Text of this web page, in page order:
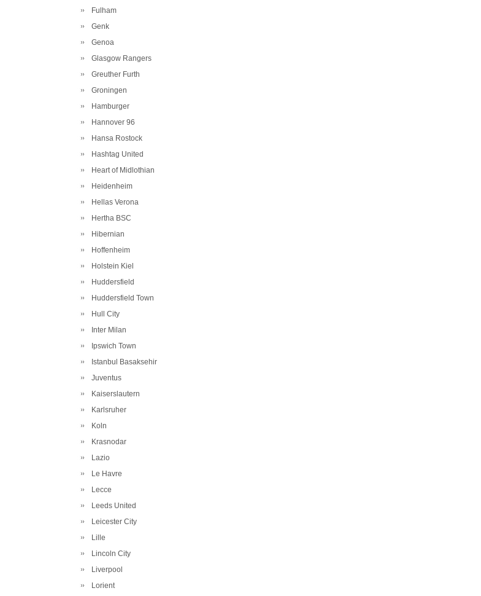
Fulham
Genk
Genoa
Glasgow Rangers
Greuther Furth
Groningen
Hamburger
Hannover 96
Hansa Rostock
Hashtag United
Heart of Midlothian
Heidenheim
Hellas Verona
Hertha BSC
Hibernian
Hoffenheim
Holstein Kiel
Huddersfield
Huddersfield Town
Hull City
Inter Milan
Ipswich Town
Istanbul Basaksehir
Juventus
Kaiserslautern
Karlsruher
Koln
Krasnodar
Lazio
Le Havre
Lecce
Leeds United
Leicester City
Lille
Lincoln City
Liverpool
Lorient